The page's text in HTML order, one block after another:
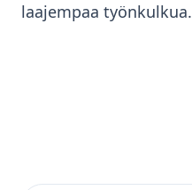
laajempaa työnkulkua.